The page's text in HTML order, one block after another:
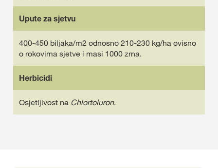
Upute za sjetvu
400-450 biljaka/m2 odnosno 210-230 kg/ha ovisno
o rokovima sjetve i masi 1000 zrna.
Herbicidi
Osjetljivost na Chlortoluron.